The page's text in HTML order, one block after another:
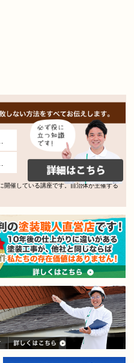
催している講座です。自治体が主催する